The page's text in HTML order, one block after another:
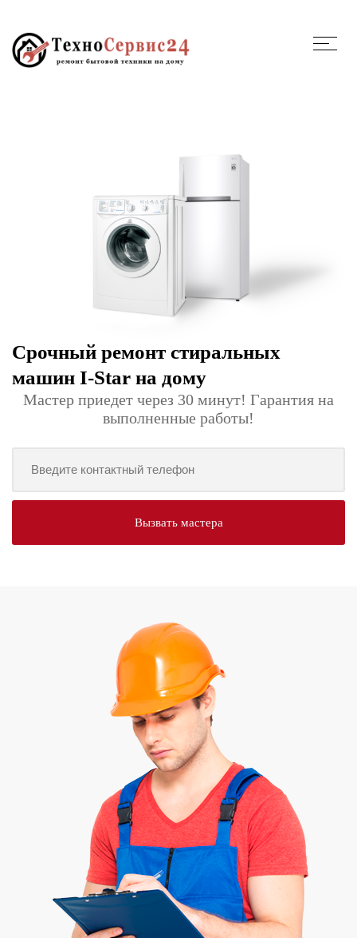
Срочный ремонт стиральных
машин I-Star на дому
Мастер приедет через 30 минут! Гарантия на